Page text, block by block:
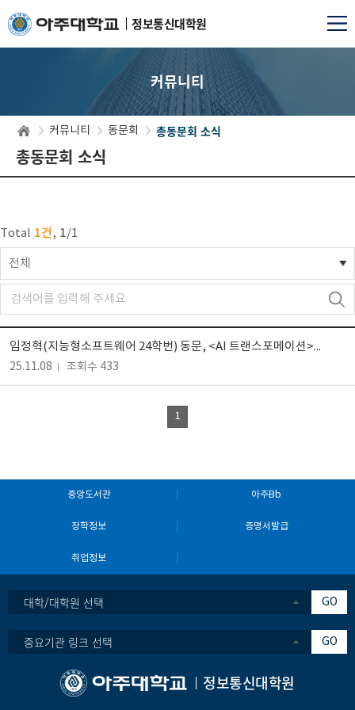
정보통신대학원
커뮤니티
커뮤니티 동문회 총동문회 소식
총동문회 소식
Total 1건, 1/1
전체
임정혁(지능형소프트웨어 24학번) 동문, <AI 트랜스포메이션> 출간
25.11.08 조회수 433
1
중앙도서관 아주Bb
장학정보 증명서발급
취업정보
대학/대학원 선택 GO
중요기관 링크 선택 GO
정보통신대학원